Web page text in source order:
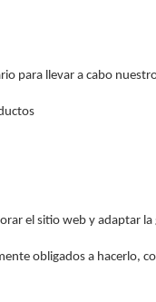
para llevar a cabo
el sitio web y adaptar
obligados a hacerlo,